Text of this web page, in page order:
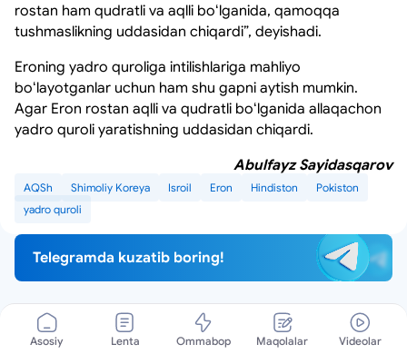
rostan ham qudratli va aqlli boʻlganida, qamoqqa
tushmaslikning uddasidan chiqardi”, deyishadi.
Eroning yadro quroliga intilishlariga mahliyo
boʻlayotganlar uchun ham shu gapni aytish mumkin.
Agar Eron rostan aqlli va qudratli boʻlganida allaqachon
yadro quroli yaratishning uddasidan chiqardi.
Abulfayz Sayidasqarov
AQSh Shimoliy Koreya Isroil Eron Hindiston
Pokiston
yadro quroli
Telegramda kuzatib boring!
Asosiy Lenta Ommabop Maqolalar Videolar